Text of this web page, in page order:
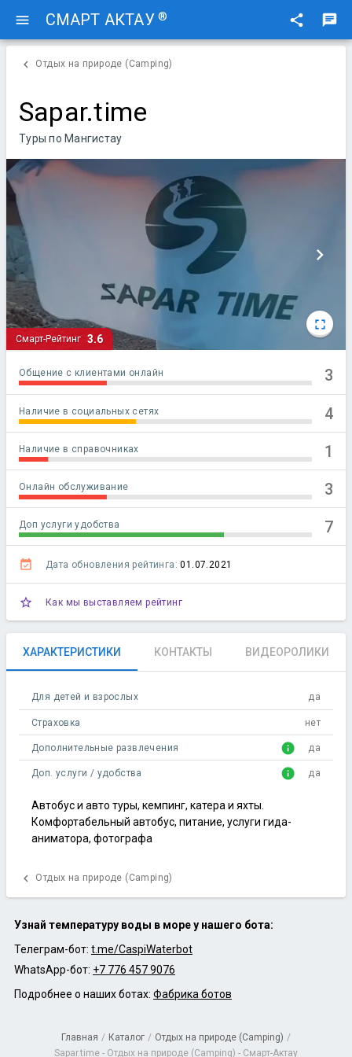
menu СМАРТ АКТАУ ® share chat
chevron_left Отдых на природе (Camping)
Sapar.time
Туры по Мангистау
chevron_right
fullscreen
Смарт-Рейтинг 3.6
Общение с клиентами онлайн 3
Наличие в социальных сетях 4
Наличие в справочниках 1
Онлайн обслуживание 3
Доп услуги удобства 7
event_available Дата обновления рейтинга: 01.07.2021
star_outline Как мы выставляем рейтинг
ХАРАКТЕРИСТИКИ КОНТАКТЫ ВИДЕОРОЛИКИ
Для детей и взрослых да
Страховка нет
Дополнительные развлечения info да
Доп. услуги / удобства info да
Автобус и авто туры, кемпинг, катера и яхты.
Комфортабельный автобус, питание, услуги гида-
аниматора, фотографа
chevron_left Отдых на природе (Camping)
Узнай температуру воды в море у нашего бота:
Телеграм-бот: t.me/CaspiWaterbot
WhatsApp-бот: +7 776 457 9076
Подробнее о наших ботах: Фабрика ботов
Главная / Каталог / Отдых на природе (Camping) /
Sapar.time - Отдых на природе (Camping) - Смарт-Актау